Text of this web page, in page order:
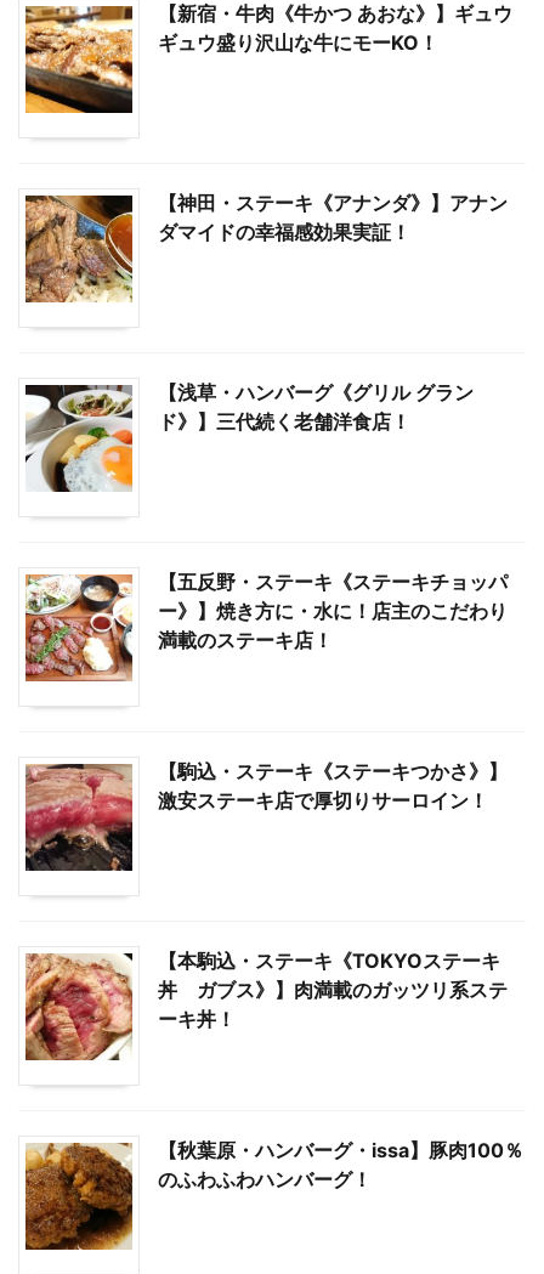
【新宿・牛肉《牛かつ あおな》】ギュウ
ギュウ盛り沢山な牛にモーKO！
【神田・ステーキ《アナンダ》】アナン
ダマイドの幸福感効果実証！
【浅草・ハンバーグ《グリル グラン
ド》】三代続く老舗洋食店！
【五反野・ステーキ《ステーキチョッパ
ー》】焼き方に・水に！店主のこだわり
満載のステーキ店！
【駒込・ステーキ《ステーキつかさ》】
激安ステーキ店で厚切りサーロイン！
【本駒込・ステーキ《TOKYOステーキ
丼 ガブス》】肉満載のガッツリ系ステ
ーキ丼！
【秋葉原・ハンバーグ・issa】豚肉100％
のふわふわハンバーグ！